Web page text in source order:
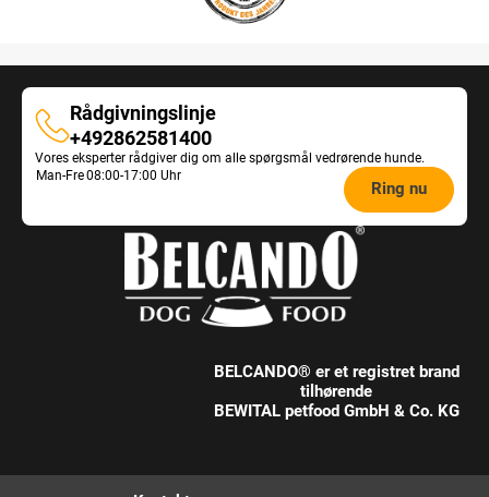
Rådgivningslinje
Rådgivningslinje
+492862581400
Vores eksperter rådgiver dig om alle spørgsmål vedrørende hunde.
Opening
Man-Fre08:00-17:00 Uhr
Ring nu
BELCANDO® er et registret brand
tilhørende
BEWITAL petfood GmbH & Co. KG